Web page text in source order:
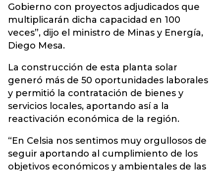
Gobierno con proyectos adjudicados que
multiplicarán dicha capacidad en 100
veces”, dijo el ministro de Minas y Energía,
Diego Mesa.
La construcción de esta planta solar
generó más de 50 oportunidades laborales
y permitió la contratación de bienes y
servicios locales, aportando así a la
reactivación económica de la región.
“En Celsia nos sentimos muy orgullosos de
seguir aportando al cumplimiento de los
objetivos económicos y ambientales de las